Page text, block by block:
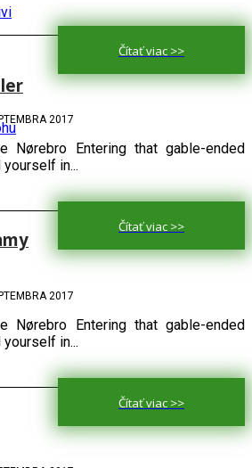
Čítať viac >>
2017
Nørebro Entering that gable-ended
in...
Čítať viac >>
2017
Nørebro Entering that gable-ended
in...
Čítať viac >>